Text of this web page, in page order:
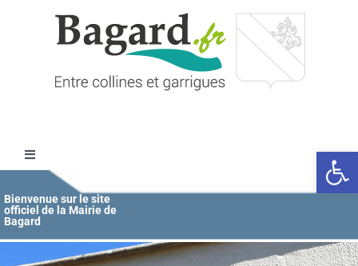
Ouvrir
Toggle
Navigation
Accueil
Bienvenue sur le site
officiel de la Mairie de
Bagard